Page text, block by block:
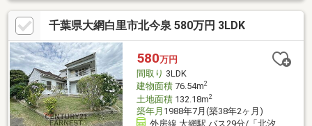
千葉県大網白里市北今泉 580万円 3LDK
580万円
間取り 3LDK
建物面積76.54m2
土地面積132.18m2
築年月 1988年7月(築38年2ヶ月)
外房線 大網駅 バス29分/「北汐